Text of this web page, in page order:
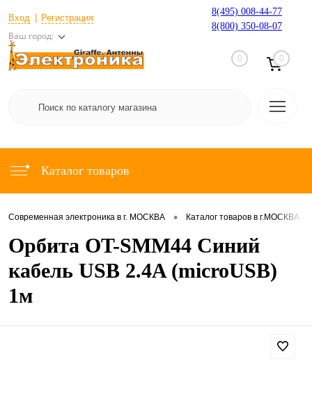
Вход Регистрация
Ваш город:
8(495) 008-44-77
8(800) 350-08-07
0 0
Каталог товаров
Современная электроника в г. МОСКВА • Каталог товаров в г.МОСКВА
Орбита OT-SMM44 Синий
кабель USB 2.4A (microUSB)
1м